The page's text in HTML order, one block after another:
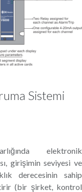
Sistemi
elektronik
girişimin seviyesi ve
derecesinin sahip
(bir şirket, kontrol